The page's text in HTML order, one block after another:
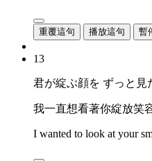
重覆這句 播放這句 暫
13
君が綻ぶ顔を ずっと見
我一直想看著你綻放笑
I wanted to look at your